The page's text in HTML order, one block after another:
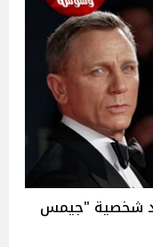
شخصية "جيمس